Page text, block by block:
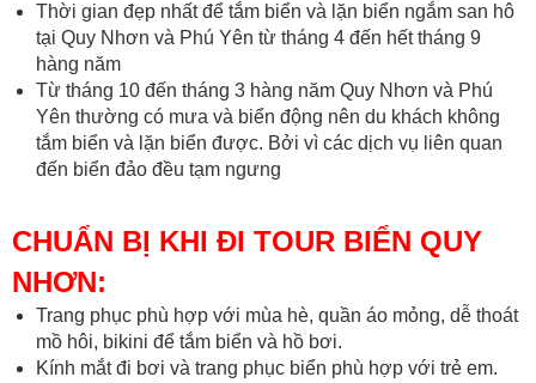
Thời gian đẹp nhất để tắm biển và lặn biển ngắm san hô
tại Quy Nhơn và Phú Yên từ tháng 4 đến hết tháng 9
hàng năm
Từ tháng 10 đến tháng 3 hàng năm Quy Nhơn và Phú
Yên thường có mưa và biển động nên du khách không
tắm biển và lặn biển được. Bởi vì các dịch vụ liên quan
đến biển đảo đều tạm ngưng
CHUẨN BỊ KHI ĐI TOUR BIỂN QUY
NHƠN:
Trang phục phù hợp với mùa hè, quần áo mỏng, dễ thoát
mồ hôi, bikini để tắm biển và hồ bơi.
Kính mắt đi bơi và trang phục biển phù hợp với trẻ em.